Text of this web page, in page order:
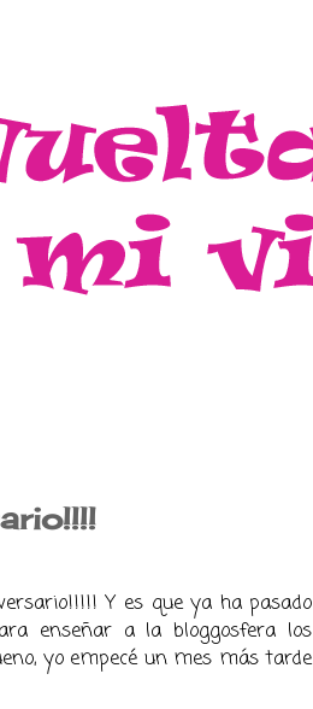
Y es que ya ha pasado
enseñar a la bloggosfera los
yo empecé un mes más tarde